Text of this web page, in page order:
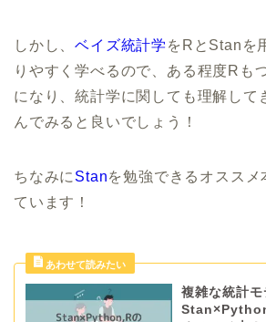
しかし、ベイズ統計学 をRとStanを
りやすく学べるので、ある程度Rも
になり、統計学に関しても理解して
んでみると良いでしょう！
ちなみに Stanを勉強できるオススメ
ています！
複雑な統計モ